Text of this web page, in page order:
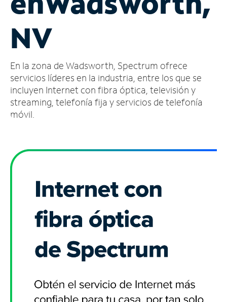
cuenta
Encuentra
tienda
NV
En la zona de Wadsworth, Spectrum ofrece
servicios líderes en la industria, entre los que se
incluyen Internet con fibra óptica, televisión y
streaming, telefonía fija y servicios de telefonía
móvil.